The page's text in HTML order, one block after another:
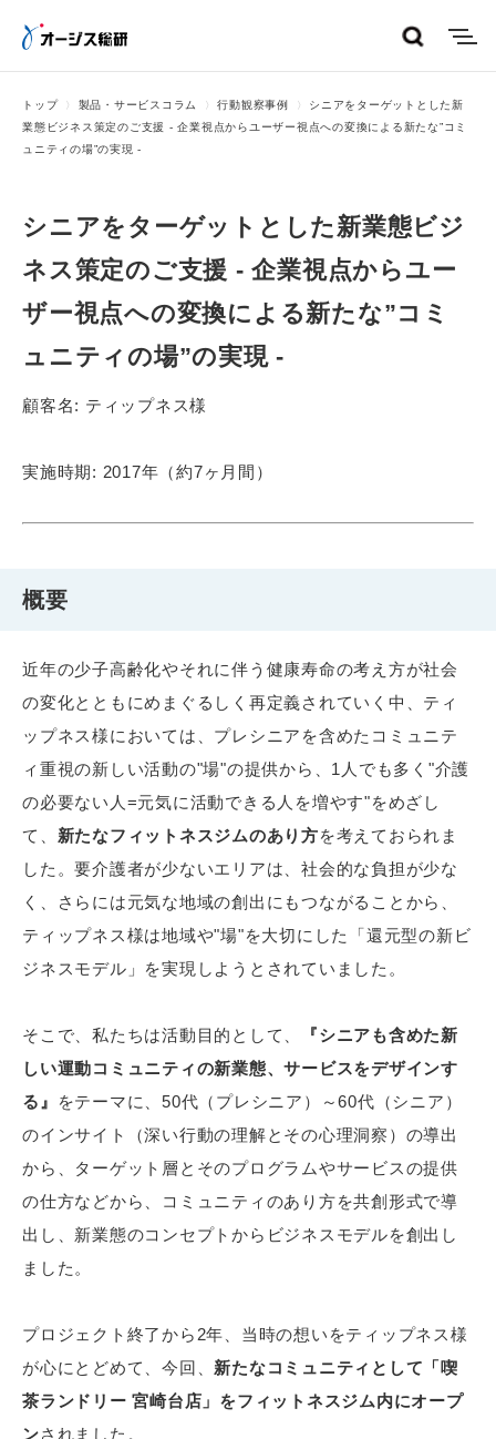
トップ 製品・サービスコラム 行動観察事例
シニアをターゲットとした新
業態ビジネス策定のご支援 - 企業視点からユーザー視点への変換による新たな”コミ
ュニティの場”の実現 -
シニアをターゲットとした新業態ビジ
ネス策定のご支援 - 企業視点からユー
ザー視点への変換による新たな”コミ
ュニティの場”の実現 -
顧客名: ティップネス様
実施時期: 2017年（約7ヶ月間）
概要
近年の少子高齢化やそれに伴う健康寿命の考え方が社会
の変化とともにめまぐるしく再定義されていく中、ティ
ップネス様においては、プレシニアを含めたコミュニテ
ィ重視の新しい活動の"場"の提供から、1人でも多く"介護
の必要ない人=元気に活動できる人を増やす"をめざし
て、 新たなフィットネスジムのあり方を考えておられま
した。要介護者が少ないエリアは、社会的な負担が少な
く、さらには元気な地域の創出にもつながることから、
ティップネス様は地域や"場"を大切にした「還元型の新ビ
ジネスモデル」を実現しようとされていました。
そこで、私たちは活動目的として、
『シニアも含めた新
しい運動コミュニティの新業態、サービスをデザインす
る』
をテーマに、50代（プレシニア）～60代（シニア）
のインサイト（深い行動の理解とその心理洞察）の導出
から、ターゲット層とそのプログラムやサービスの提供
の仕方などから、コミュニティのあり方を共創形式で導
出し、新業態のコンセプトからビジネスモデルを創出し
ました。
プロジェクト終了から2年、当時の想いをティップネス様
が心にとどめて、今回、 新たなコミュニティとして「喫
茶ランドリー 宮崎台店」をフィットネスジム内にオープ
ンされました。